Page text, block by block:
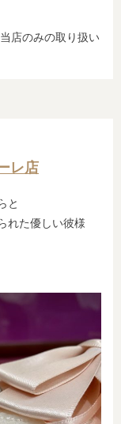
店のみの取り扱い
レ店
と
れた優しい彼様